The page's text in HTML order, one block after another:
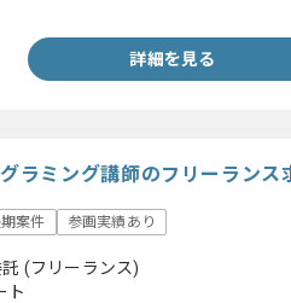
詳細を見る
グラミング講師のフリーランス
案件 参画実績あり
(フリーランス)
ト